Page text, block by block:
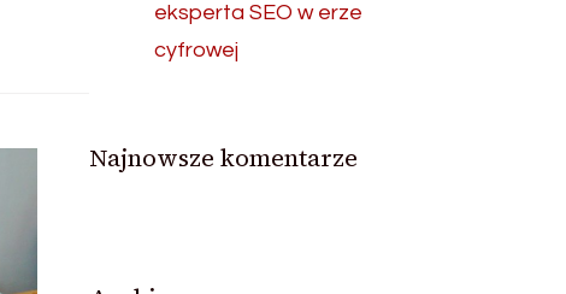
eksperta SEO w erze
cyfrowej
Najnowsze komentarze